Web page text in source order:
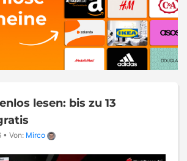
lesen: bis zu 13
• Von: Mirco